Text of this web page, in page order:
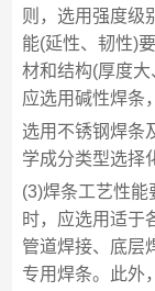
则，选用强度级
能(延性、韧性)
材和结构(厚度大
应选用碱性焊条
选用不锈钢焊条
学成分类型选择
(3)焊条工艺性
时，应选用适于
管道焊接、底层
专用焊条。此外